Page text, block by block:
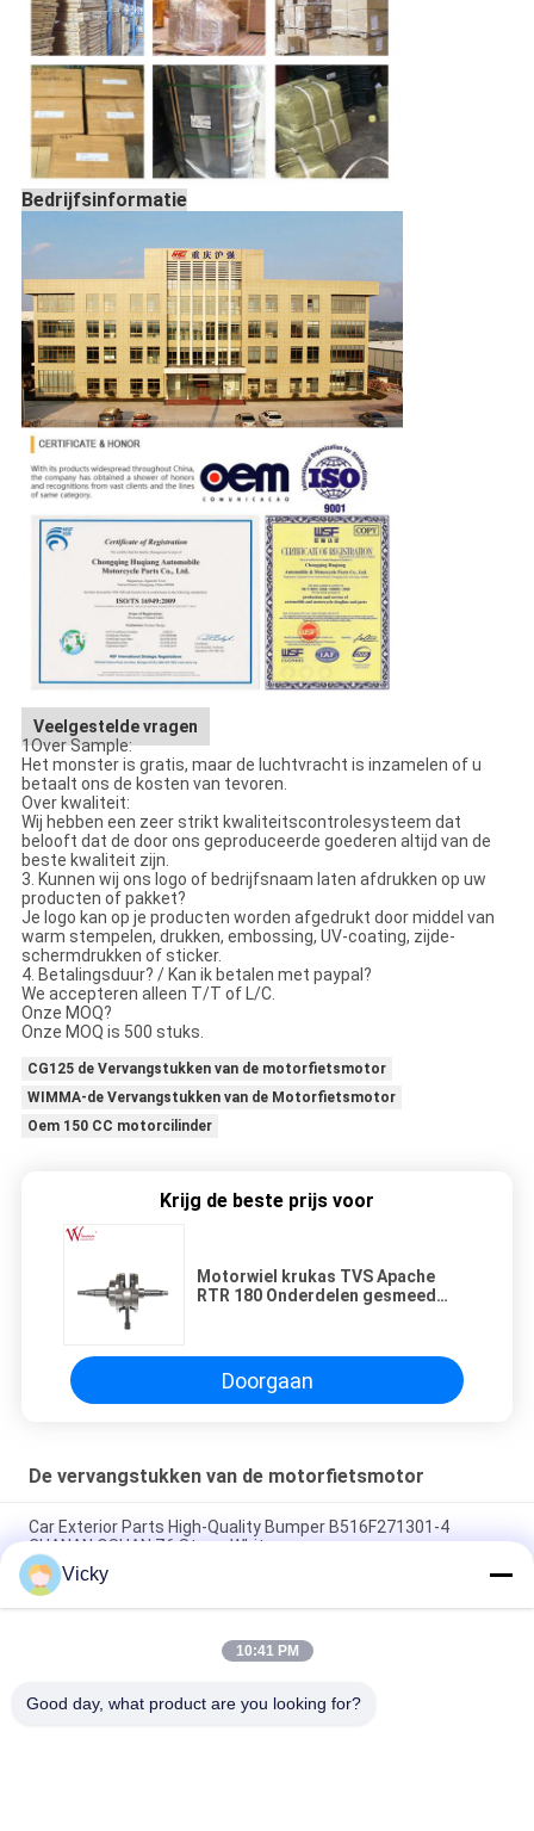
Bedrijfsinformatie
Veelgestelde vragen
1Over Sample:
Het monster is gratis, maar de luchtvracht is inzamelen of u
betaalt ons de kosten van tevoren.
Over kwaliteit:
Wij hebben een zeer strikt kwaliteitscontrolesysteem dat
belooft dat de door ons geproduceerde goederen altijd van de
beste kwaliteit zijn.
3. Kunnen wij ons logo of bedrijfsnaam laten afdrukken op uw
producten of pakket?
Je logo kan op je producten worden afgedrukt door middel van
warm stempelen, drukken, embossing, UV-coating, zijde-
schermdrukken of sticker.
4. Betalingsduur? / Kan ik betalen met paypal?
We accepteren alleen T/T of L/C.
Onze MOQ?
Onze MOQ is 500 stuks.
CG125 de Vervangstukken van de motorfietsmotor
WIMMA-de Vervangstukken van de Motorfietsmotor
Oem 150 CC motorcilinder
Krijg de beste prijs voor
Motorwiel krukas TVS Apache
RTR 180 Onderdelen gesmeed
Doorgaan
De vervangstukken van de motorfietsmotor
Car Exterior Parts High-Quality Bumper B516F271301-4
CHANAN OSHAN​ Z6 Starry White
Startmotor Honda EX5 Motorfiets motor onderdelen
goedkoop groothandel met hoge prestaties
Motorfietsversteker voor CPR8EAIX-9 China Leveranciers
Vicky
10:41 PM
Good day, what product are you looking for?